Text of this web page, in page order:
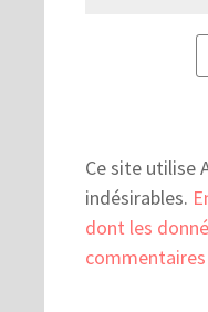
Ce site utilise
indésirables.
dont les